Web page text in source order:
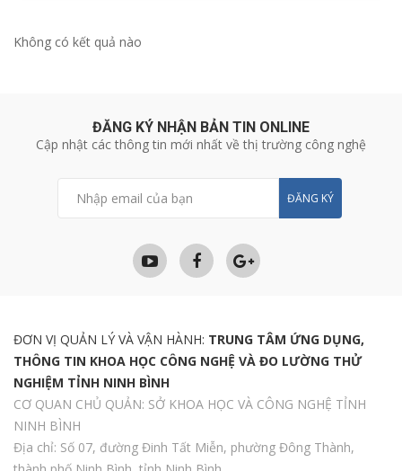
Không có kết quả nào
ĐĂNG KÝ NHẬN BẢN TIN ONLINE
Cập nhật các thông tin mới nhất về thị trường công nghệ
ĐĂNG KÝ
ĐƠN VỊ QUẢN LÝ VÀ VẬN HÀNH: TRUNG TÂM ỨNG DỤNG,
THÔNG TIN KHOA HỌC CÔNG NGHỆ VÀ ĐO LƯỜNG THỬ
NGHIỆM TỈNH NINH BÌNH
CƠ QUAN CHỦ QUẢN: SỞ KHOA HỌC VÀ CÔNG NGHỆ TỈNH
NINH BÌNH
Địa chỉ: Số 07, đường Đinh Tất Miễn, phường Đông Thành,